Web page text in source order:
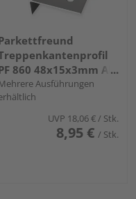
860 48x15x3mm Alu
eloxiert
Ausführungen
UVP 18,06 €/ Stk.
8,95 € / Stk.